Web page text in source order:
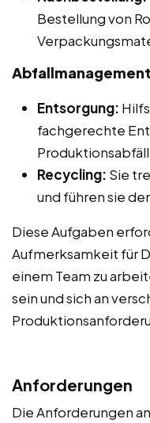
Bestellung von
Abfallmanagement
Entsorgung:
fachgerechte
Recycling: Sie
und führen sie
Diese Aufgaben
Aufmerksamkeit für
einem Team zu
sein und sich an
Anforderungen
Die Anforderungen